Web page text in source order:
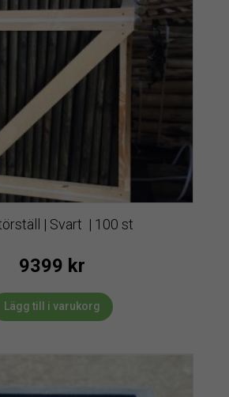
| Svart | 100 st
9399 kr
Lägg till i varukorg